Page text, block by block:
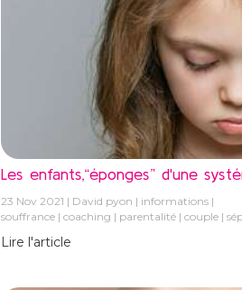
Les enfants,“éponges” d'une
23 Nov 2021 David pyon
informations
souffrance coaching parentalité couple
Lire l'article